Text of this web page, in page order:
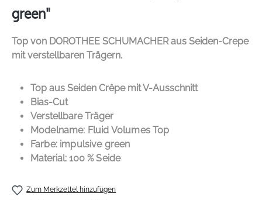
green"
Top von DOROTHEE SCHUMACHERaus Seiden-Crepe
mit verstellbaren Trägern.
Top aus Seiden Crêpe mit V-Ausschnitt
Bias-Cut
Verstellbare Träger
Modelname: Fluid Volumes Top
Farbe: impulsive green
Material: 100 % Seide
Zum Merkzettel hinzufügen